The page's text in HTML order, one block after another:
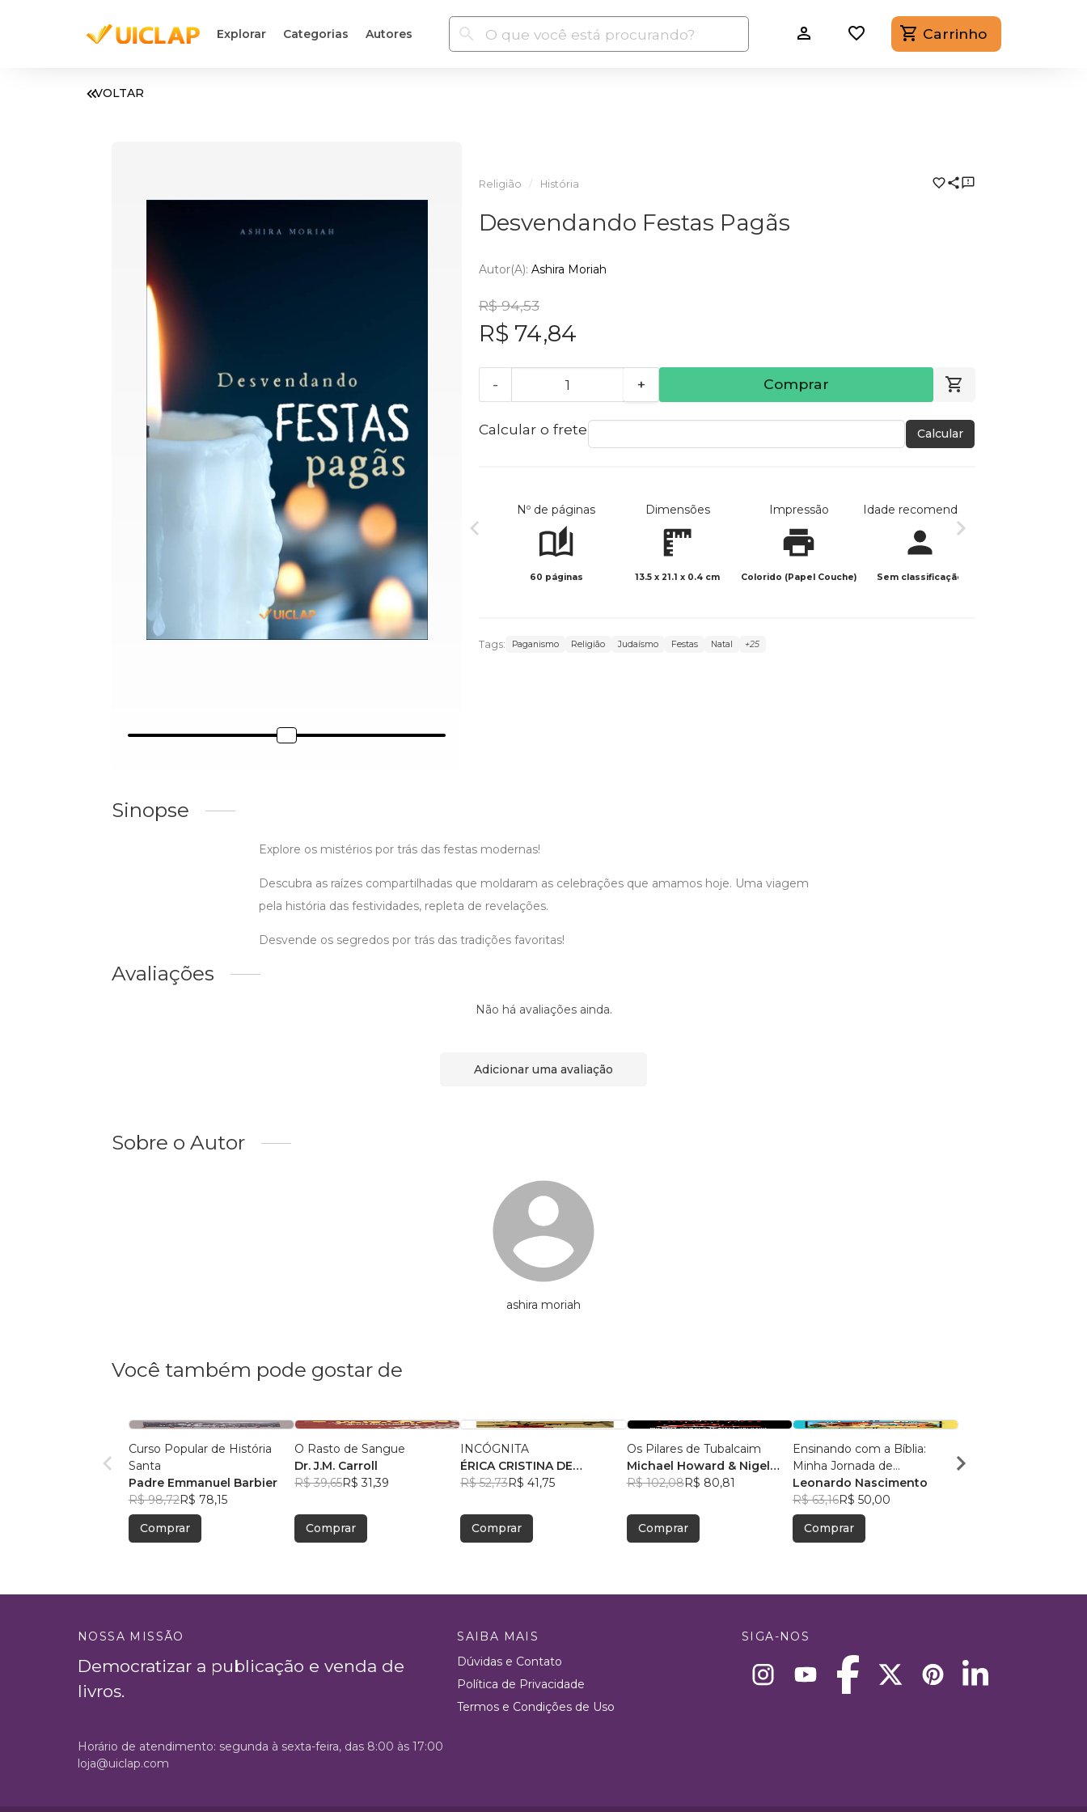
Explorar Categorias Autores Carrinho
VOLTAR
Religião História
Desvendando Festas Pagãs
Autor(a): Ashira Moriah
R$ 94,53
R$ 74,84
- + Comprar
Calcular o frete Calcular
Nº de páginas
60 páginas
Dimensões
13.5 x 21.1 x 0.4 cm
Impressão
Colorido (Papel Couche)
Idade recomendada
Sem classificação
Tags: Paganismo Religião Judaísmo Festas Natal +25
Sinopse
Explore os mistérios por trás das festas modernas!
Descubra as raízes compartilhadas que moldaram as celebrações que amamos hoje. Uma viagem
pela história das festividades, repleta de revelações.
Desvende os segredos por trás das tradições favoritas!
Avaliações
Não há avaliações ainda.
Adicionar uma avaliação
Sobre o Autor
ashira moriah
Você também pode gostar de
Curso Popular de História
Santa
Padre Emmanuel Barbier
R$ 98,72R$ 78,15
Comprar
O Rasto de Sangue
Dr. J.M. Carroll
R$ 39,65R$ 31,39
Comprar
INCÓGNITA
ÉRICA CRISTINA DE
QUEIROZ SILVA
R$ 52,73R$ 41,75
Comprar
Os Pilares de Tubalcaim
Michael Howard & Nigel
Jackson
R$ 102,08R$ 80,81
Comprar
Ensinando com a Bíblia:
Minha Jornada de
Descobertas
Leonardo Nascimento
R$ 63,16R$ 50,00
Comprar
Eric Guedes
NOSSA MISSÃO
Democratizar a publicação e venda de
livros.
SAIBA MAIS
Dúvidas e Contato
Política de Privacidade
Termos e Condições de Uso
SIGA-NOS
Horário de atendimento: segunda à sexta-feira, das 8:00 às 17:00
loja@uiclap.com